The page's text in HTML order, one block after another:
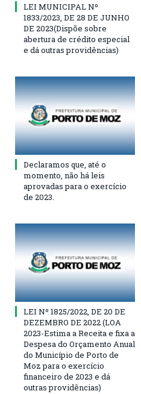
LEI MUNICIPAL Nº
1833/2023, DE 28 DE JUNHO
DE 2023(Dispõe sobre
abertura de crédito especial
e dá outras providências)
Declaramos que, até o
momento, não há leis
aprovadas para o exercício
de 2023.
LEI Nº 1825/2022, DE 20 DE
DEZEMBRO DE 2022 (LOA
2023-Estima a Receita e fixa a
Despesa do Orçamento Anual
do Município de Porto de
Moz para o exercício
financeiro de 2023 e dá
outras providências)